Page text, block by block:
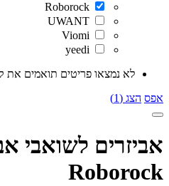
Roborock
UWANT
Viomi
yeedi
לא נמצאו פריטים תואמים את
אפס הצג (1)
אביזרים לשואבי
Roborock